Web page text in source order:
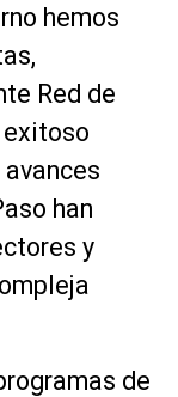
hemos
Red de
han
y
de